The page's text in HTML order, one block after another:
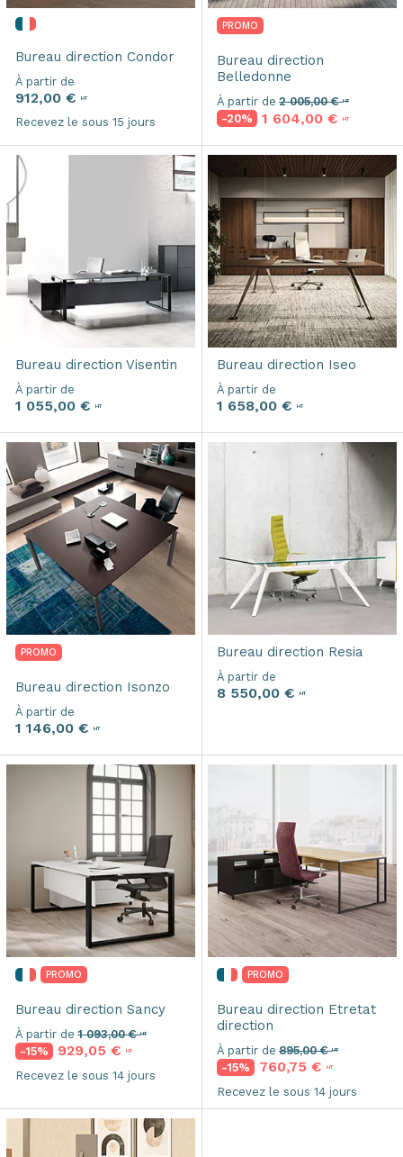
Bureau direction Condor
À partir de
912,00 € HT
Recevez le sous 15 jours
PROMO
Bureau direction
Belledonne
À partir de 2 005,00 €HT
-20% 1 604,00 € HT
Bureau direction Visentin
À partir de
1 055,00 € HT
Bureau direction Iseo
À partir de
1 658,00 € HT
PROMO
Bureau direction Isonzo
À partir de
1 146,00 € HT
Bureau direction Resia
À partir de
8 550,00 € HT
PROMO
Bureau direction Sancy
À partir de 1 093,00 €HT
-15% 929,05 € HT
Recevez le sous 14 jours
PROMO
Bureau direction Etretat
direction
À partir de 895,00 €HT
-15% 760,75 € HT
Recevez le sous 14 jours